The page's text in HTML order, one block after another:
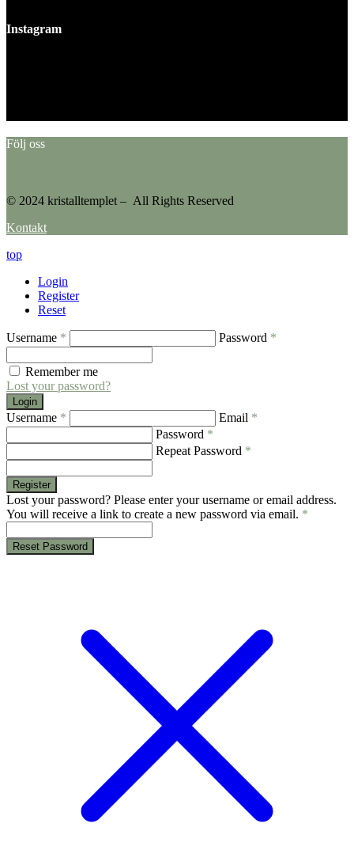
Instagram
Följ oss
© 2024 kristalltemplet – All Rights Reserved
Kontakt
top
Login
Register
Reset
Username * Password *
Remember me
Lost your password?
Login
Username * Email *
Password *
Repeat Password *
Register
Lost your password? Please enter your username or email address.
You will receive a link to create a new password via email. *
Reset Password